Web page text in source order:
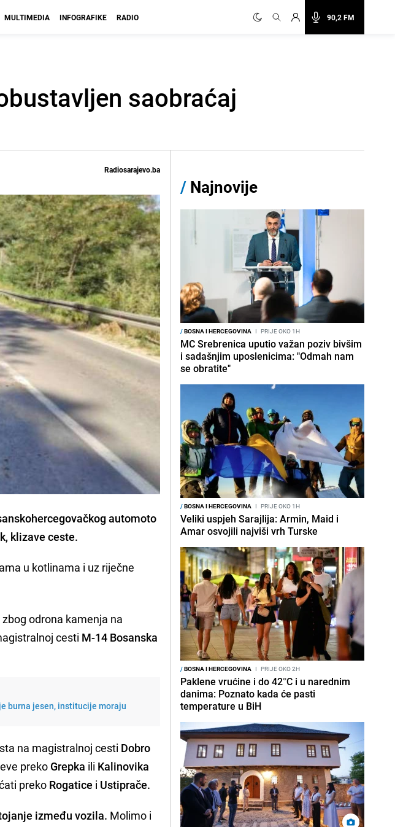
90,2 FM
MULTIMEDIA INFOGRAFIKE RADIO
saobraćaj
Radiosarajevo.ba
automoto
klizave ceste.
u kotlinama i uz riječne
odrona kamenja na
cesti M-14 Bosanska
burna jesen, institucije moraju
na magistralnoj cesti Dobro
preko Grepka ili Kalinovika
preko Rogatice i Ustiprače.
između vozila. Molimo i
/ Najnovije
/BOSNA I HERCEGOVINA I PRIJE OKO 1H
MC Srebrenica uputio važan poziv bivšim
i sadašnjim uposlenicima: "Odmah nam
se obratite"
/BOSNA I HERCEGOVINA I PRIJE OKO 1H
Veliki uspjeh Sarajlija: Armin, Maid i
Amar osvojili najviši vrh Turske
/BOSNA I HERCEGOVINA I PRIJE OKO 2H
Paklene vrućine i do 42°C i u narednim
danima: Poznato kada će pasti
temperature u BiH